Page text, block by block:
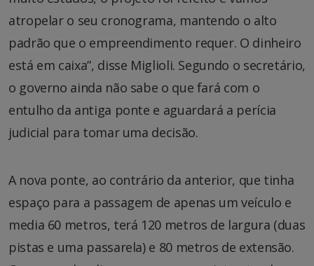
atropelar o seu cronograma, mantendo o alto
padrão que o empreendimento requer. O dinheiro
está em caixa”, disse Miglioli. Segundo o secretário,
o governo ainda não sabe o que fará com o
entulho da antiga ponte e aguardará a perícia
judicial para tomar uma decisão.
A nova ponte, ao contrário da anterior, que tinha
espaço para a passagem de apenas um veículo e
media 60 metros, terá 120 metros de largura (duas
pistas e uma passarela) e 80 metros de extensão.